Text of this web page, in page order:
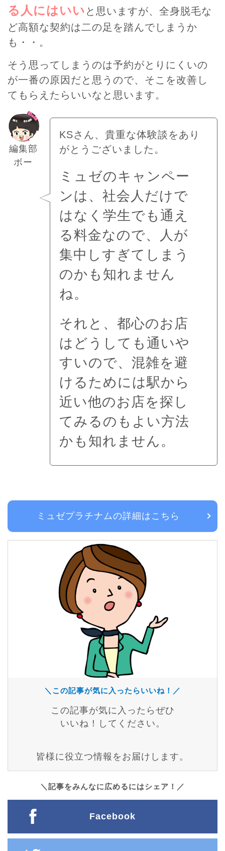
る人にはいい と思いますが、全身脱毛な
ど高額な契約は二の足を踏んでしまうか
も・・。
そう思ってしまうのは予約がとりにくいの
が一番の原因だと思うので、そこを改善し
てもらえたらいいなと思います。
編集部
ボー
KSさん、貴重な体験談をあり
がとうございました。
ミュゼのキャンペー
ンは、社会人だけで
はなく学生でも通え
る料金なので、人が
集中しすぎてしまう
のかも知れません
ね。
それと、都心のお店
はどうしても通いや
すいので、混雑を避
けるためには駅から
近い他のお店を探し
てみるのもよい方法
かも知れません。
ミュゼプラチナムの詳細はこちら
＼この記事が気に入ったらいいね！／
この記事が気に入ったらぜひ
いいね！してください。
皆様に役立つ情報をお届けします。
＼記事をみんなに広めるにはシェア！／
Facebook